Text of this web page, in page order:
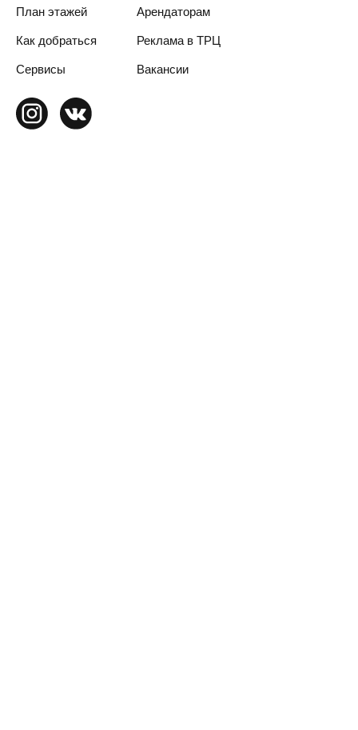
План этажей
Как добраться
Арендаторам
Реклама в ТРЦ
Сервисы Вакансии